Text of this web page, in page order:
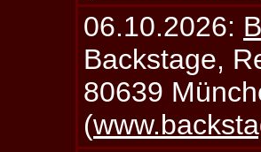
06.10.2026:
Backstage,
80639
(